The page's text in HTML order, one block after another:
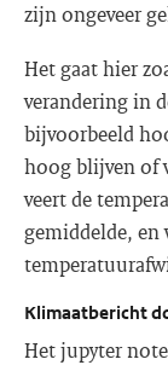
zijn ongeveer
Het gaat hier
verandering in
bijvoorbeeld
hoog blijven of
veert de
gemiddelde, en
Klimaatbericht
Het jupyter